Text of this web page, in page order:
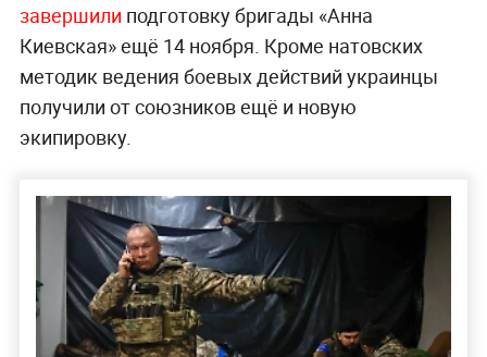
завершили подготовку бригады «Анна
Киевская» ещё 14 ноября. Кроме натовских
методик ведения боевых действий украинцы
получили от союзников ещё и новую
экипировку.